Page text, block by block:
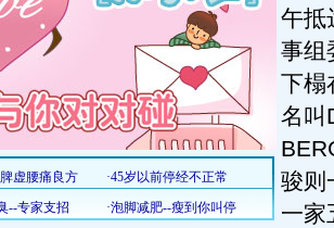
午抵
事组
下榻
名叫
骏则
一家